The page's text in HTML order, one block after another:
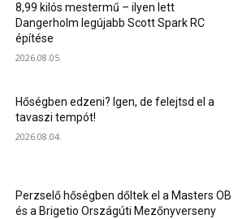
8,99 kilós mestermű – ilyen lett
Dangerholm legújabb Scott Spark RC
építése
2026.08.05.
Hőségben edzeni? Igen, de felejtsd el a
tavaszi tempót!
2026.08.04.
Perzselő hőségben dőltek el a Masters OB
és a Brigetio Országúti Mezőnyverseny